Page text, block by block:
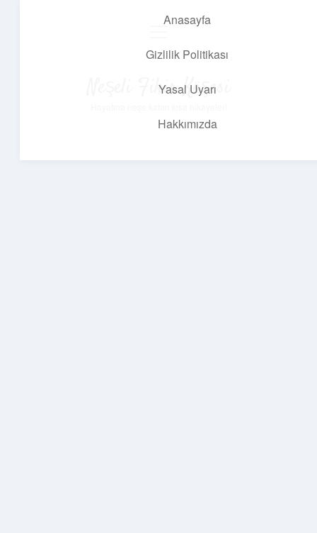
Anasayfa
Gizlilik Politikası
Yasal Uyarı
Hakkımızda
Neşeli Fikir Köşesi